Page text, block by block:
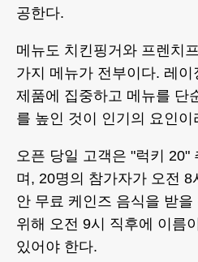
공한다.
메뉴도 치킨핑거와 프렌치
가지 메뉴가 전부이다. 레이
제품에 집중하고 메뉴를 단
를 높인 것이 인기의 요인이
오픈 당일 고객은 "럭키 20"
며, 20명의 참가자가 오전
안 무료 케인즈 음식을 받
위해 오전 9시 직후에 이름
있어야 한다.